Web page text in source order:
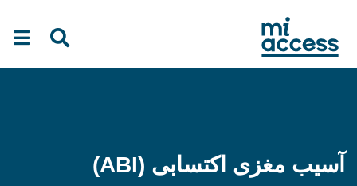
main
content
آسیب مغزی اکتسابی (ABI)